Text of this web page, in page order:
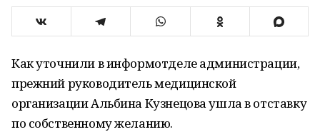
Как уточнили в информотделе администрации,
прежний руководитель медицинской
организации Альбина Кузнецова ушла в отставку
по собственному желанию.